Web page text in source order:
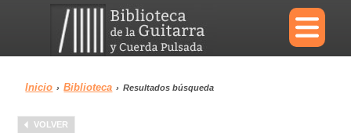
×
Menu
Inicio › Biblioteca › Resultados búsqueda
VOLVER